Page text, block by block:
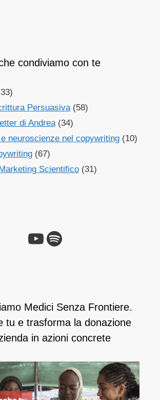
condiviamo con te
Persuasiva(58)
di Andrea(34)
neuroscienze nel copywriting (10)
(67)
Scientifico(31)
Medici Senza Frontiere.
tu e ​trasforma la donazione
in azioni concrete